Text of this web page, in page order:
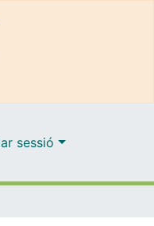
sessió